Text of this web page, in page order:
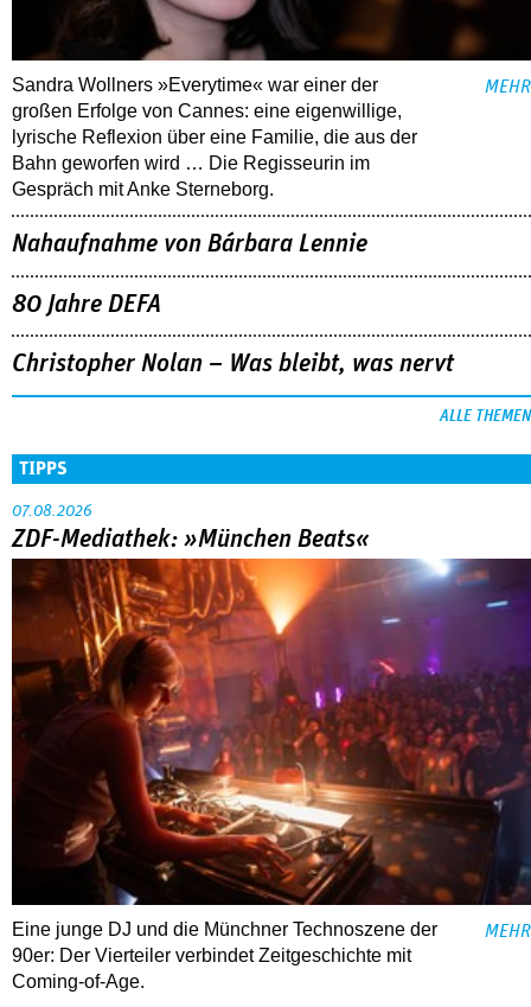
Sandra Wollners »Everytime« war einer der
großen Erfolge von Cannes: eine eigenwillige,
lyrische Reflexion über eine ­Familie, die aus der
Bahn geworfen wird … Die Regisseurin im
Gespräch mit Anke Sterneborg.
MEHR
Nahaufnahme von Bárbara Lennie
80 Jahre DEFA
Christopher Nolan – Was bleibt, was nervt
ALLE THEMEN
TIPPS
07.08.2026
ZDF-Mediathek: »München Beats«
Eine junge DJ und die Münchner Technoszene der
90er: Der Vierteiler verbindet Zeitgeschichte mit
Coming-of-Age.
MEHR